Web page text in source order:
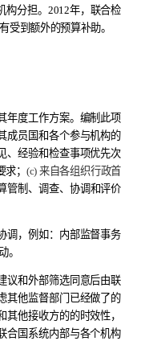
分担。 2012年，联合检
受到额外的预算补助。
年度工作方案。编制此项
成员国和各个参与机构的
、经验和检查事项优先次
； (c) 来自各组织行政首
管制、调查、协调和评价
调，例如：内部监督事务
。
议和外部筛选同意后由联
其他监督部门已经做了的
他接收方的的时效性，
合国系统内部与各个机构